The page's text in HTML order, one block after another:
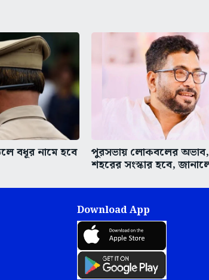
বধূর নামে হবে পুরসভায় লোকবলের অভাব,
শহরের সংস্কার হবে,
Download App